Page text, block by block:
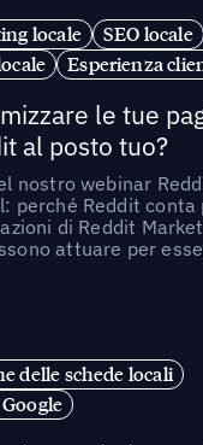
locale
SEO locale
Esperienza
le tue
al posto tuo?
nostro webinar
perché Reddit
di Reddit
attuare per
delle schede locali